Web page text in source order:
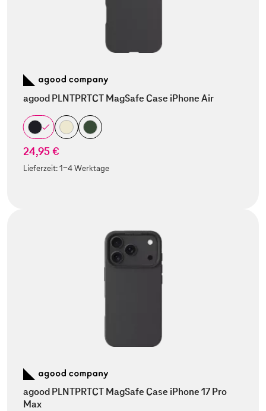
agood PLNTPRTCT MagSafe Case iPhone Air
24,95 €
Lieferzeit:1-4 Werktage
agood PLNTPRTCT MagSafe Case iPhone 17 Pro
Max